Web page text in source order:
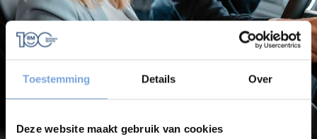
Toestemming Details Over
Deze website maakt gebruik van cookies